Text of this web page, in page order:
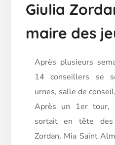
Giulia
maire des
Après plusieurs
14 conseillers se
urnes, salle de
Après un 1er tour,
sortait en tête
Zordan, Mia Saint